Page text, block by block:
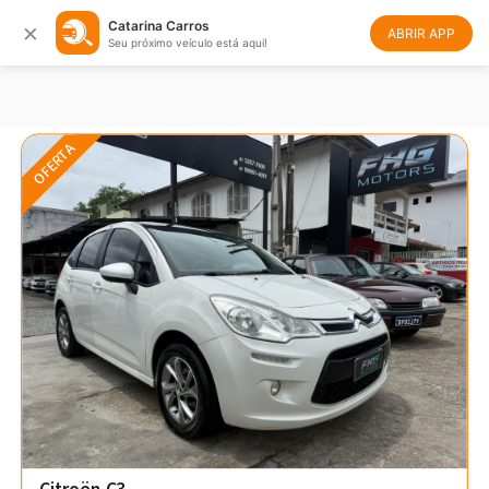
× Catarina Carros
Seu próximo veículo está aqui!
ABRIR APP
Ordenar
OFERTA